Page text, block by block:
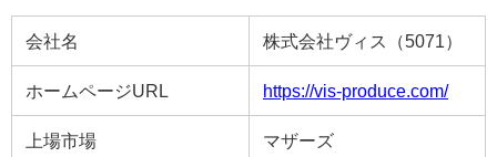
会社名 株式会社ヴィス（5071）
ホームページURL https://vis-produce.com/
上場市場 マザーズ